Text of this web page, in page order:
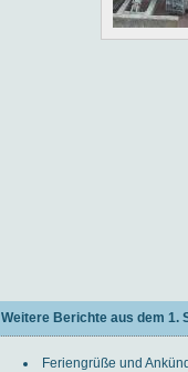
Weitere Berichte aus dem 1.
Feriengrüße und